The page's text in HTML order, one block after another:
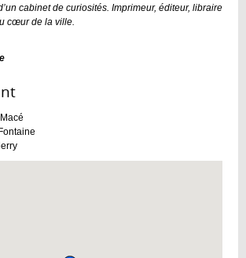
cabinet de curiosités. Imprimeur, éditeur, libraire
cœur de la ville.
: